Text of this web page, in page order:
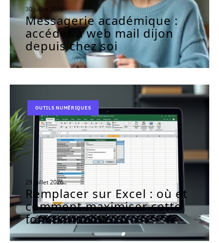
30 juillet 2026
Messagerie académique :
accéder à web mail dijon
depuis chez soi
OUTILS NUMÉRIQUES
29 juillet 2026
Remplacer sur Excel : où et
comment maximiser cette
fonctionnalité ?